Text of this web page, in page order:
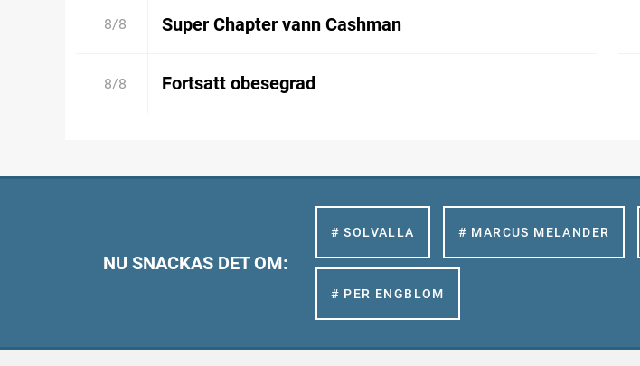
8/8 Super Chapter vann Cashman
8/8 Fortsatt obesegrad
NU SNACKAS DET OM:
# SOLVALLA # MARCUS MELANDER
# PER ENGBLOM